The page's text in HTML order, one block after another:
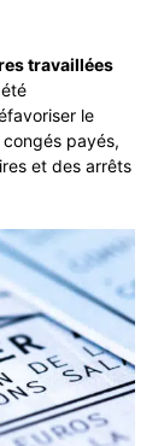
travaillées
le
payés,
et des arrêts